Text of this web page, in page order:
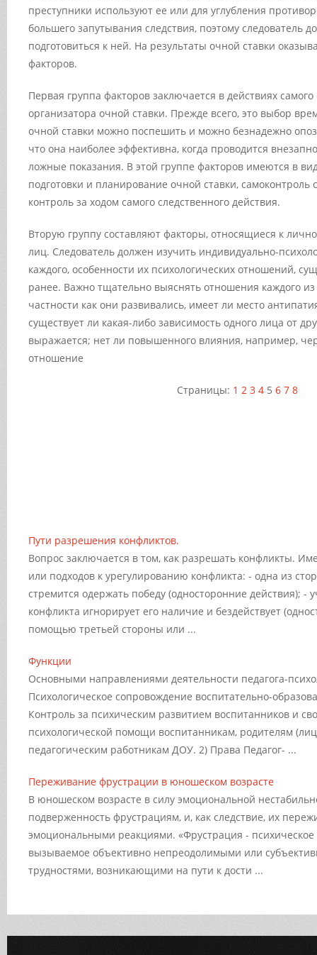
преступники используют ее или для углубления
большего запутывания следствия, поэтому следователь
подготовиться к ней. На результаты очной ставки
факторов.
Первая группа факторов заключается в действиях самого
организатора очной ставки. Прежде всего, это выбор
очной ставки можно поспешить и можно безнадежно
что она наиболее эффективна, когда проводится
ложные показания. В этой группе факторов имеются в
подготовки и планирование очной ставки, самоконтроль
контроль за ходом самого следственного действия.
Вторую группу составляют факторы, относящиеся к
лиц. Следователь должен изучить индивидуально-
каждого, особенности их психологических отношений,
ранее. Важно тщательно выяснять отношения каждого из
частности как они развивались, имеет ли место
существует ли какая-либо зависимость одного лица от
выражается; нет ли повышенного влияния, например,
отношение
Страницы: 1 2 3 4 5 6 7 8
Пути разрешения конфликтов.
Вопрос заключается в том, как разрешать конфликты.
или подходов к урегулированию конфликта: - одна из
стремится одержать победу (односторонние действия); -
конфликта игнорирует его наличие и бездействует
помощью третьей стороны или ...
Функции
Основными направлениями деятельности педагога-
Психологическое сопровождение воспитательно-
Контроль за психическим развитием воспитанников и
психологической помощи воспитанникам, родителям
педагогическим работникам ДОУ. 2) Права Педагог- ...
Переживание фрустрации в юношеском возрасте
В юношеском возрасте в силу эмоциональной
подверженность фрустрациям, и, как следствие, их
эмоциональными реакциями. «Фрустрация - психическое
вызываемое объективно непреодолимыми или
трудностями, возникающими на пути к дости ...